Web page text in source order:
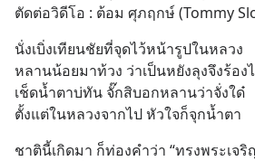
ตัดต่อวิดีโอ : ต้อม ศุภฤกษ์ (Tommy
นั่งเบิ่งเทียนชัยที่จุดไว้หน้ารูปในหลวง
หลานน้อยมาท้วง ว่าเป็นหยังลุงจึงร้อง
เช็ดน้ำตาบ่ทัน จั๊กสิบอกหลานว่าจั่งใด๋
ตั้งแต่ในหลวงจากไป หัวใจก็จุกน้ำตา
ชาตินี้เกิดมา ก็ท่องคำว่า “ทรงพระเจริ